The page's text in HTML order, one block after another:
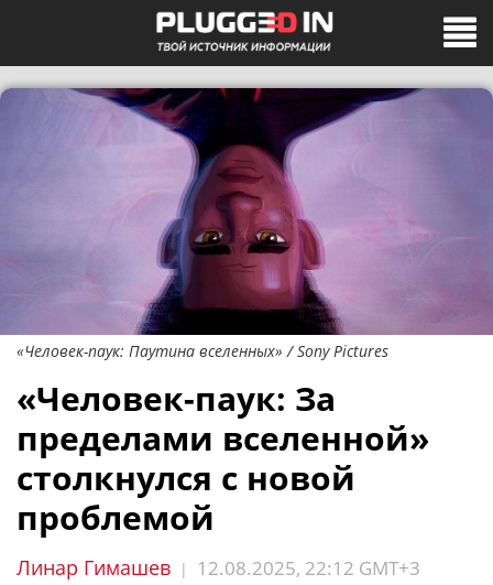
«Человек-паук: Паутина вселенных» / Sony Pictures
«Человек-паук: За
пределами вселенной»
столкнулся с новой
проблемой
Линар Гимашев | 12.08.2025, 22:12 GMT+3